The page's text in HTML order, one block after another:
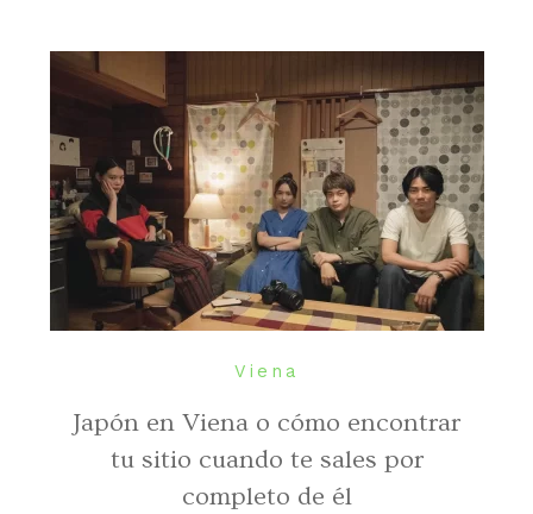
Viena
Japón en Viena o cómo encontrar
tu sitio cuando te sales por
completo de él